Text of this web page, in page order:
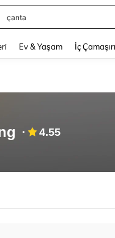
çanta
Ev & Yaşam İç
4.55